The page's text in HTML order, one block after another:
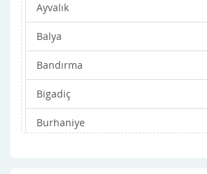
Ayvalık
Balya
Bandırma
Bigadiç
Burhaniye